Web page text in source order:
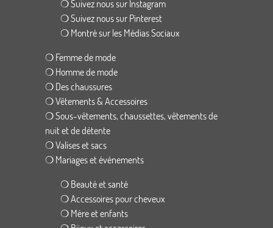
❍ Suivez nous sur Instagram
❍ Suivez nous sur Pinterest
❍ Montré sur les Médias Sociaux
❍ Femme de mode
❍ Homme de mode
❍ Des chaussures
❍ Vêtements & Accessoires
❍ Sous-vêtements, chaussettes, vêtements de
nuit et de détente
❍ Valises et sacs
❍ Mariages et événements
❍ Beauté et santé
❍ Accessoires pour cheveux
❍ Mère et enfants